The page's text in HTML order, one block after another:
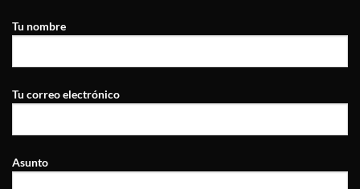
Tu nombre
Tu correo electrónico
Asunto